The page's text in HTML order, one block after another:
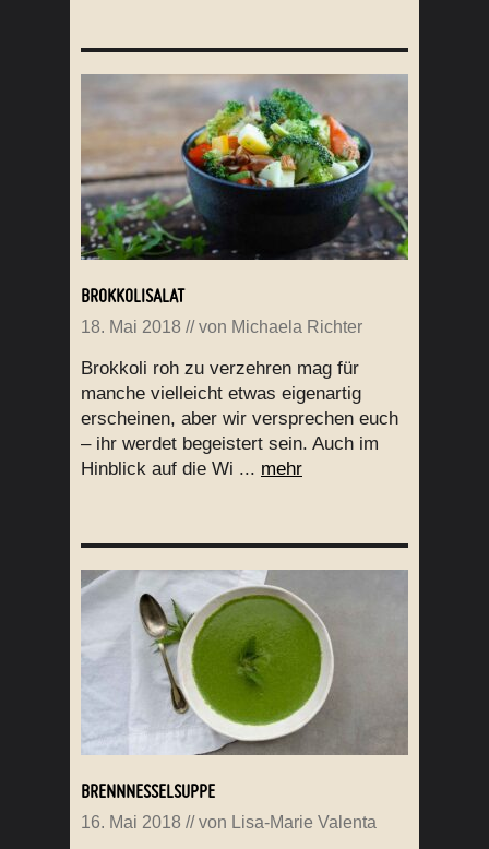
BROKKOLISALAT
18. Mai 2018 // von Michaela Richter
Brokkoli roh zu verzehren mag für
manche vielleicht etwas eigenartig
erscheinen, aber wir versprechen euch
– ihr werdet begeistert sein. Auch im
Hinblick auf die Wi ... mehr
BRENNNESSELSUPPE
16. Mai 2018 // von Lisa-Marie Valenta